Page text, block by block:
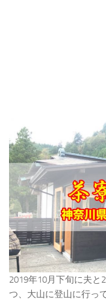
2019年10月下旬に夫と
つ、大山に登山に行っ